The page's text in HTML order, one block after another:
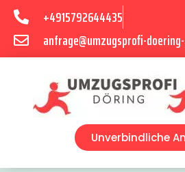
+4915792644435
anfrage@umzugsprofi-
Unverbindliche